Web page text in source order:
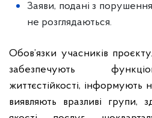
Заяви, подані з
не розглядаються.
Обов’язки учасників
забезпечують
життєстійкості, інформують
виявляють вразливі групи,